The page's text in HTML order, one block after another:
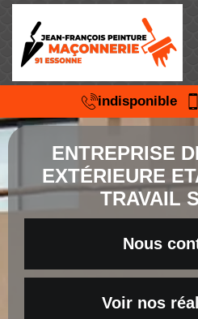
indisponible
ENTREPRISE
EXTÉRIEURE
TRAVAIL
Nous
Voir nos